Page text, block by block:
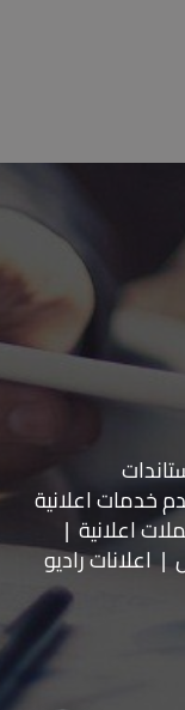
خدمات اعلانية
اعلانية |
اعلانات راديو